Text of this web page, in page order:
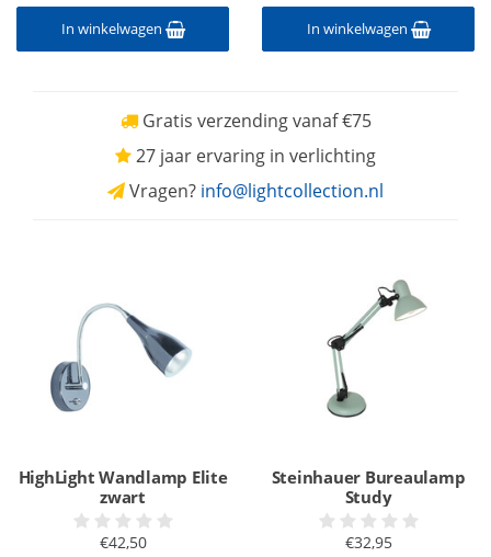
In winkelwagen In winkelwagen
Gratis verzending vanaf €75
27 jaar ervaring in verlichting
Vragen? info@lightcollection.nl
HighLight Wandlamp Elite
zwart
€42,50
Steinhauer Bureaulamp
Study
€32,95